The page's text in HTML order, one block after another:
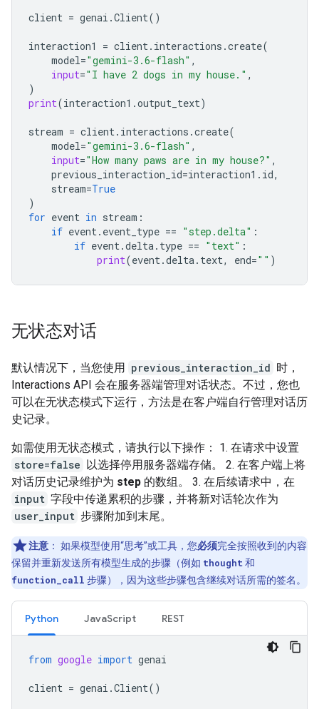
client = genai .Client()
interaction1 = client. interactions .create(
model="gemini-3.6-flash" ,
input="I have 2 dogs in my house." ,
)
print(interaction1 .output_text)
stream = client. interactions .create(
model="gemini-3.6-flash" ,
input="How many paws are in my house?" ,
previous_interaction_id=interaction1 . id,
stream=True
)
for event in stream :
if event. event_type == "step.delta" :
if event.delta. type == "text" :
print(event.delta. text, end="" )
无状态对话
默认情况下，当您使用 previous_interaction_id 时，
Interactions API 会在服务器端管理对话状态。不过，您也
可以在无状态模式下运行，方法是在客户端自行管理对话历
史记录。
如需使用无状态模式，请执行以下操作： 1. 在请求中设置
store=false 以选择停用服务器端存储。 2. 在客户端上将
对话历史记录维护为 step 的数组。 3. 在后续请求中，在
input 字段中传递累积的步骤，并将新对话轮次作为
user_input 步骤附加到末尾。
注意 ： 如果模型使用“思考”或工具，您必须完全按照收到的内容
保留并重新发送所有模型生成的步骤（例如 thought 和
function_call 步骤），因为这些步骤包含继续对话所需的签名。
Python JavaScript REST
from google import genai
client = genai .Client()